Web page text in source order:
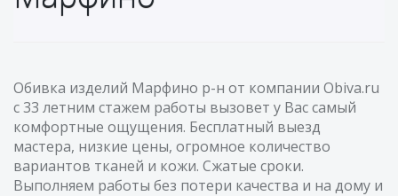
Обивка изделий Марфино р-н от компании Obiva.ru
с 33 летним стажем работы вызовет у Вас самый
комфортные ощущения. Бесплатный выезд
мастера, низкие цены, огромное количество
вариантов тканей и кожи. Сжатые сроки.
Выполняем работы без потери качества и на дому и